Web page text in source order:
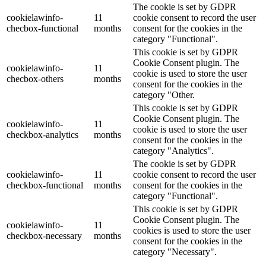
cookielawinfo-
checbox-functional
11
months
The cookie is set by GDPR
cookie consent to record the user
consent for the cookies in the
category "Functional".
cookielawinfo-
checbox-others
11
months
This cookie is set by GDPR
Cookie Consent plugin. The
cookie is used to store the user
consent for the cookies in the
category "Other.
cookielawinfo-
checkbox-analytics
11
months
This cookie is set by GDPR
Cookie Consent plugin. The
cookie is used to store the user
consent for the cookies in the
category "Analytics".
cookielawinfo-
checkbox-functional
11
months
The cookie is set by GDPR
cookie consent to record the user
consent for the cookies in the
category "Functional".
cookielawinfo-
checkbox-necessary
11
months
This cookie is set by GDPR
Cookie Consent plugin. The
cookies is used to store the user
consent for the cookies in the
category "Necessary".